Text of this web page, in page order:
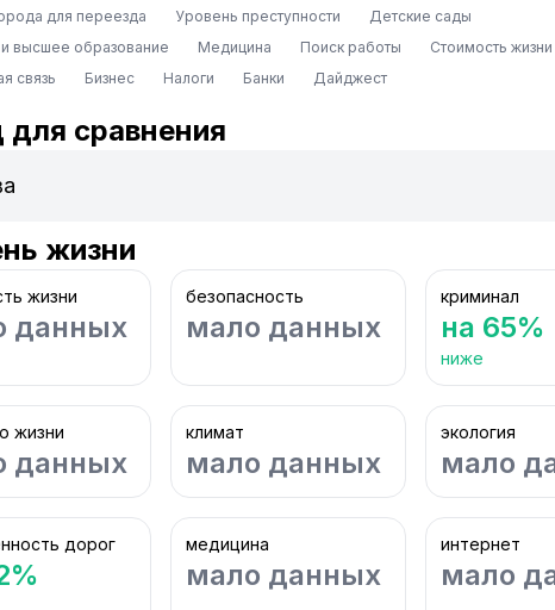
для переезда
Уровень преступности
Детские сады
высшее образование
Медицина Поиск работы
Стоимость жизни
связь
Бизнес Налоги Банки Дайджест
для сравнения
жизни
жизни
данных
безопасность
мало данных
криминал
на 65%
ниже
жизни
данных
климат
мало данных
экология
мало
дорог медицина
мало данных
интернет
мало